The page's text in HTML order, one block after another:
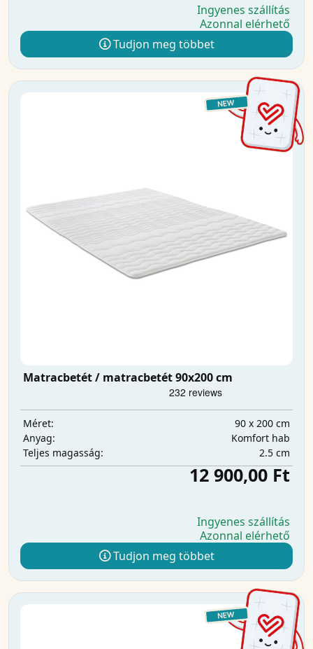
Ingyenes szállítás
Azonnal elérhető
Tudjon meg többet
Matracbetét / matracbetét 90x200 cm
Méret:
90 x 200 cm
Anyag:
Komfort hab
Teljes magasság:
2.5 cm
12 900,00 Ft
Ingyenes szállítás
Azonnal elérhető
Tudjon meg többet